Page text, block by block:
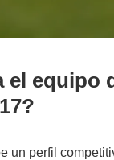
el equipo
un perfil